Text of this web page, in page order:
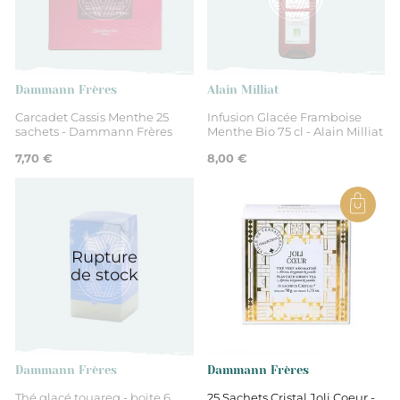
Thé aromatisé
Boite de sachets
Dammann Frères
Carcadet Cassis Menthe 25
sachets - Dammann Frères
7,70 €
Alain Milliat
Infusion Glacée Framboise
Menthe Bio 75 cl - Alain Milliat
8,00 €
Rupture
de stock
Dammann Frères Dammann Frères